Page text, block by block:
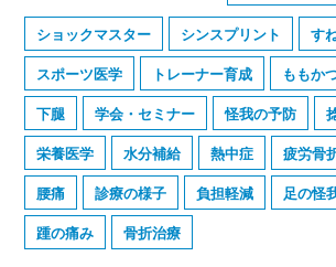
ショックマスター シンスプリント
す
スポーツ医学
トレーナー育成 ももか
下腿
学会・セミナー 怪我の予防
栄養医学
水分補給 熱中症 疲労骨
腰痛
診療の様子 負担軽減 足の怪
踵の痛み
骨折治療